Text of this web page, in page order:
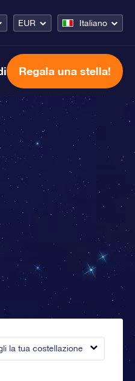
EUR Italiano
Regala una stella!
la tua costellazione